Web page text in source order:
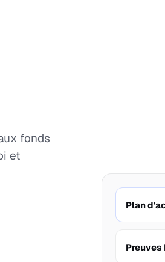
fonds
et
Plan
Preuves